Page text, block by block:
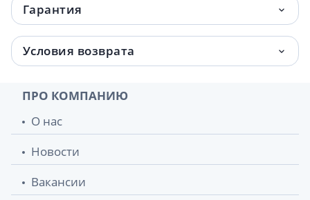
Гарантия
Условия возврата
ПРО КОМПАНИЮ
О нас
Новости
Вакансии